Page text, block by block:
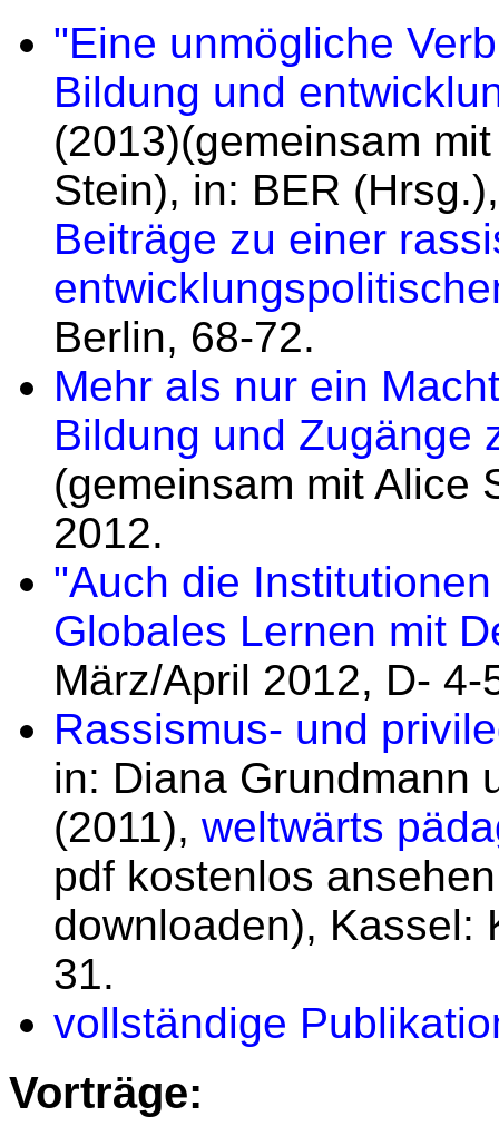
"Eine unmögliche
Bildung und
(2013)(gemeinsam
Stein), in: BER
Beiträge zu einer
Berlin, 68-72.
Mehr als nur ein
Bildung und Zugänge
(gemeinsam mit Alice
2012.
"Auch die
Globales Lernen mit
März/April 2012, D- 4-
Rassismus- und
in: Diana Grundmann
(2011), weltwärts
pdf kostenlos
downloaden), Kassel:
31.
vollständige
Vorträge: